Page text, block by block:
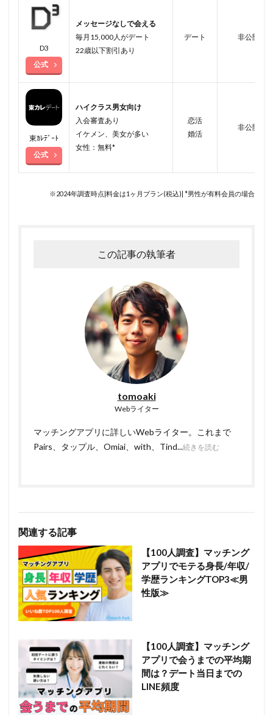
D3
公式
メッセージなしで会える
毎月15,000人がデート
22歳以下割引あり
デート 非公開
東ｶﾚﾃﾞｰﾄ
公式
ハイクラス男女向け
入会審査あり
イケメン、美女が多い
女性：無料*
恋活
婚活
非公開
※2024年調査時点|料金は1ヶ月プラン(税込)| *男性が有料会員の場合
この記事の執筆者
tomoaki
Webライター
マッチングアプリに詳しいWebライター。これまで
Pairs、タップル、Omiai、with、Tind...続きを読む
関連する記事
【100人調査】マッチング
アプリでモテる身長/年収/
学歴ランキングTOP3≪男
性版≫
【100人調査】マッチング
アプリで会うまでの平均期
間は？デート当日までの
LINE頻度